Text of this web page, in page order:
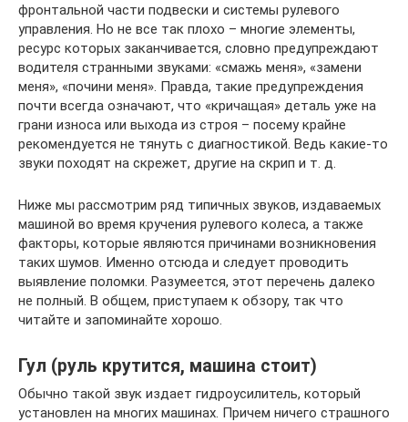
фронтальной части подвески и системы рулевого
управления. Но не все так плохо – многие элементы,
ресурс которых заканчивается, словно предупреждают
водителя странными звуками: «смажь меня», «замени
меня», «почини меня». Правда, такие предупреждения
почти всегда означают, что «кричащая» деталь уже на
грани износа или выхода из строя – посему крайне
рекомендуется не тянуть с диагностикой. Ведь какие-то
звуки походят на скрежет, другие на скрип и т. д.
Ниже мы рассмотрим ряд типичных звуков, издаваемых
машиной во время кручения рулевого колеса, а также
факторы, которые являются причинами возникновения
таких шумов. Именно отсюда и следует проводить
выявление поломки. Разумеется, этот перечень далеко
не полный. В общем, приступаем к обзору, так что
читайте и запоминайте хорошо.
Гул (руль крутится, машина стоит)
Обычно такой звук издает гидроусилитель, который
установлен на многих машинах. Причем ничего страшного